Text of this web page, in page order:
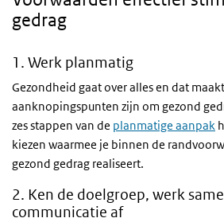
gedrag
1. Werk planmatig
Gezondheid gaat over alles en dat
aanknopingspunten zijn om gezond
zes stappen van de planmatige aanpak
kiezen waarmee je binnen de
gezond gedrag realiseert.
2. Ken de doelgroep, werk
communicatie af